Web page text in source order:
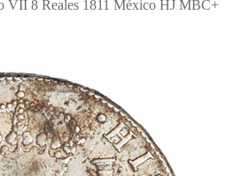
VII 8 Reales 1811 México HJ MBC+